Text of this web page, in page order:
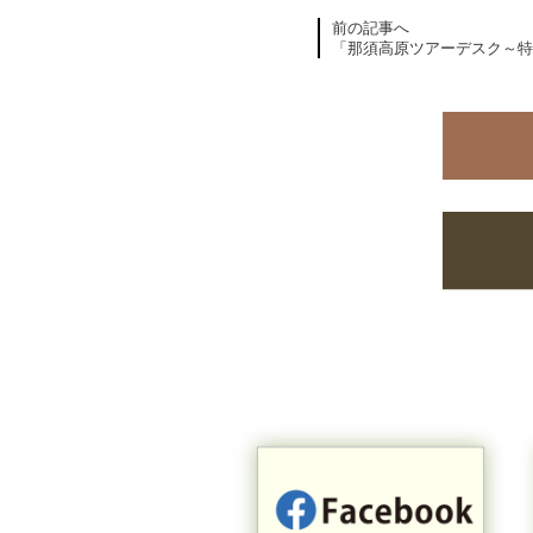
前の記事へ
「那須高原ツアーデスク～